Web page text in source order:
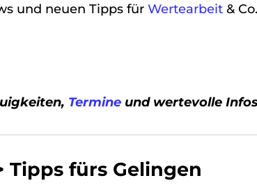
und neuen Tipps für Wertearbeit & Co.
Termine und wertevolle
Tipps fürs Gelingen